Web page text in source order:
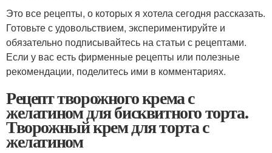
Это все рецепты, о которых я хотела сегодня рассказать.
Готовьте с удовольствием, экспериментируйте и
обязательно подписывайтесь на статьи с рецептами.
Если у вас есть фирменные рецепты или полезные
рекомендации, поделитесь ими в комментариях.
Рецепт творожного крема с
желатином для бисквитного торта.
Творожный крем для торта с
желатином